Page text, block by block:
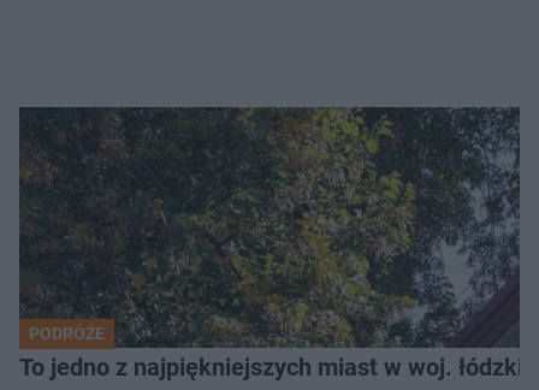
PODRÓŻE
To jedno z najpiękniejszych miast w woj.